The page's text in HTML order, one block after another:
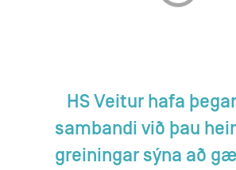
HS Veitur hafa
sambandi við þau
greiningar sýna að